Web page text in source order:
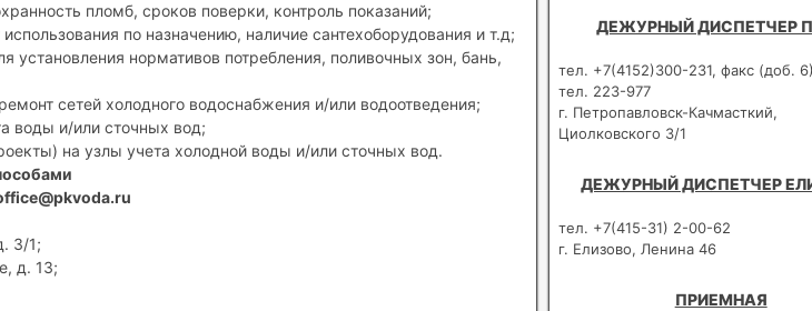
пломб, сроков поверки, контроль показаний;
по назначению, наличие сантехоборудования и т.д;
нормативов потребления, поливочных зон, бань,
сетей холодного водоснабжения и/или водоотведения;
воды и/или сточных вод;
на узлы учета холодной воды и/или сточных вод.
3/1;
д. 13;
ДЕЖУРНЫЙ ДИСПЕТЧЕР
тел. +7(4152)300-231, факс (доб.
тел. 223-977
г. Петропавловск-Качмасткий,
Циолковского 3/1
ДЕЖУРНЫЙ ДИСПЕТЧЕР
тел. +7(415-31) 2-00-62
г. Елизово, Ленина 46
ПРИЕМНАЯ